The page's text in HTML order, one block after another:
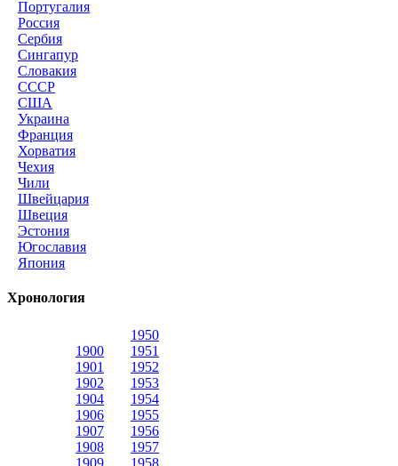
Португалия
Россия
Сербия
Сингапур
Словакия
СССР
США
Украина
Франция
Хорватия
Чехия
Чили
Швейцария
Швеция
Эстония
Югославия
Япония
Хронология
1900
1901
1902
1904
1906
1907
1908
1909
1950
1951
1952
1953
1954
1955
1956
1957
1958